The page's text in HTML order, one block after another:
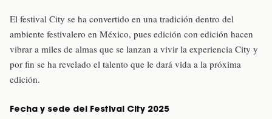
El festival City se ha convertido en una tradición dentro del
ambiente festivalero en México, pues edición con edición hacen
vibrar a miles de almas que se lanzan a vivir la experiencia City y
por fin se ha revelado el talento que le dará vida a la próxima
edición.
Fecha y sede del Festival City 2025